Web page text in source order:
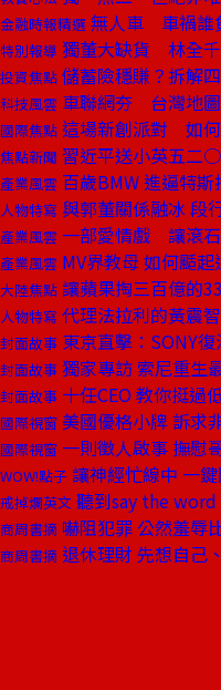
金融時報精選 無人車 車禍誰
特別報導 獨董大缺貨 林全千
投資焦點 儲蓄險穩賺？拆解
科技風雲 車聯網夯 台灣地
國際焦點 這場新創派對 如
焦點新聞 習近平送小英五二
產業風雲 百歲BMW 進逼特
人物特寫 與郭董關係融冰 段
產業風雲 一部愛情戲 讓滾
產業風雲 MV界教母 如何颳起
大陸焦點 讓蘋果掏三百億的
人物特寫 代理法拉利的黃震
封面故事 東京直擊：SONY
封面故事 獨家專訪 索尼重生
封面故事 十任CEO 教你挺過
國際視窗 美國優格小牌 訴求
國際視窗 一則徵人啟事 撫慰
WOW!點子 讓神經忙線中 一
戒掉爛英文 聽到say the word
商周書摘 嚇阻犯罪 公然羞辱
商周書摘 退休理財 先想自己